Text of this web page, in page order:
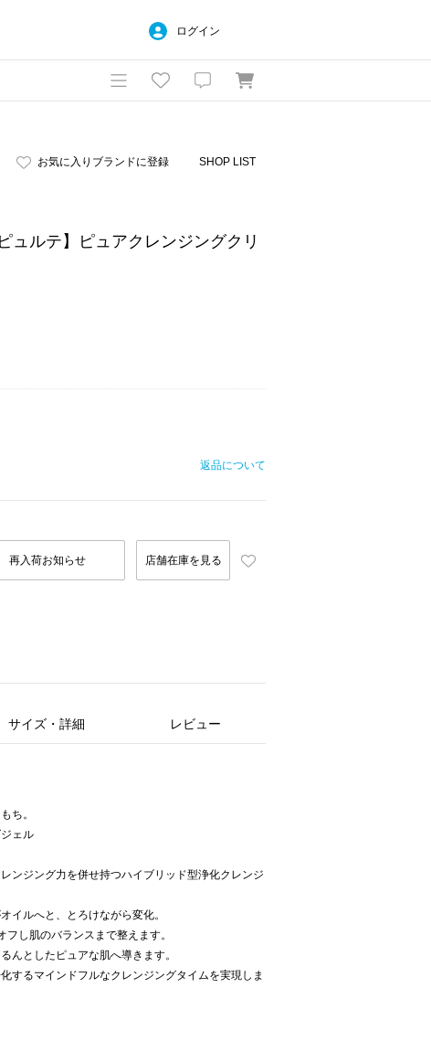
ログイン
お気に入りブランドに登録 SHOP LIST
ュルテ】ピュアクレンジングクリ
返品について
再入荷お知らせ 店舗在庫を見る
サイズ・詳細 レビュー
ち。
ェル
ンジング力を併せ持つハイブリッド型浄化クレンジ
イルへと、とろけながら変化。
し肌のバランスまで整えます。
んとしたピュアな肌へ導きます。
するマインドフルなクレンジングタイムを実現しま